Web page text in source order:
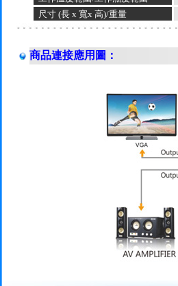
尺寸(長x 寬x 高)/重量
商品連接應用圖：